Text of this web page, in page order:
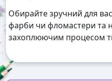
Обирайте зручний для вас
фарби чи фломастери та
захоплюючим процесом